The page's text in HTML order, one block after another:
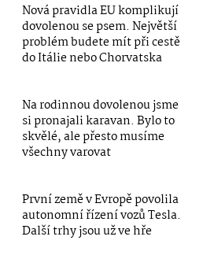
Nová pravidla EU komplikují
dovolenou se psem. Největší
problém budete mít při cestě
do Itálie nebo Chorvatska
Na rodinnou dovolenou jsme
si pronajali karavan. Bylo to
skvělé, ale přesto musíme
všechny varovat
První země v Evropě povolila
autonomní řízení vozů Tesla.
Další trhy jsou už ve hře